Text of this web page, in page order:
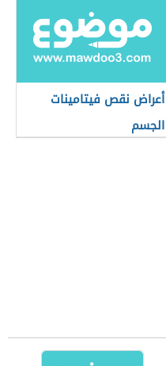
أعراض نقص فيتامينات
الجسم